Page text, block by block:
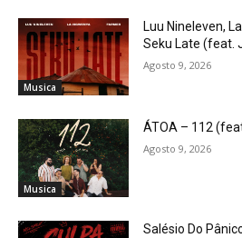
Musica
Luu Nineleven,
Seku Late (feat.
Agosto 9, 2026
Musica
ÁTOA – 112
Agosto 9, 2026
Salésio Do